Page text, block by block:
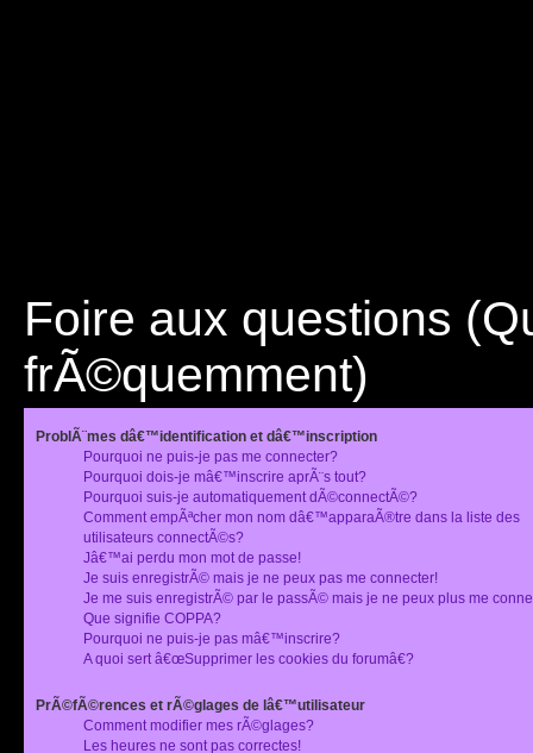
Foire aux questions
frÃ©quemment)
ProblÃ¨mes dâ€™identification et dâ€™inscription
Pourquoi ne puis-je pas me connecter?
Pourquoi dois-je mâ€™inscrire aprÃ¨s tout?
Pourquoi suis-je automatiquement dÃ©connectÃ©?
Comment empÃªcher mon nom dâ€™apparaÃ®tre dans la liste des
utilisateurs connectÃ©s?
Jâ€™ai perdu mon mot de passe!
Je suis enregistrÃ© mais je ne peux pas me connecter!
Je me suis enregistrÃ© par le passÃ© mais je ne peux plus me
Que signifie COPPA?
Pourquoi ne puis-je pas mâ€™inscrire?
A quoi sert â€œSupprimer les cookies du forumâ€?
PrÃ©fÃ©rences et rÃ©glages de lâ€™utilisateur
Comment modifier mes rÃ©glages?
Les heures ne sont pas correctes!